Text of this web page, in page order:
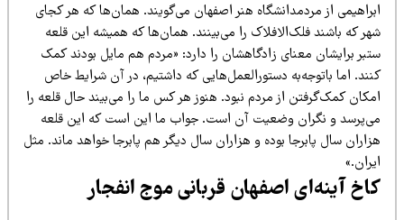
از مردمدانشگاه هنر اصفهان می‌گویند. همان‌ها که هر کجای
که باشند فلک‌الافلاک را می‌بینند. همان‌ها که همیشه این قلعه
برایشان معنای زادگاهشان را دارد: «مردم هم مایل بودند کمک
اما باتوجه‌به دستورالعمل‌هایی که داشتیم، در آن شرایط خاص
کمک‌گرفتن از مردم نبود. هنوز هر کس ما را می‌بیند حال قلعه را
و نگران وضعیت آن است. جواب ما این است که این قلعه
سال پابرجا بوده و هزاران سال دیگر هم پابرجا خواهد ماند. مثل
آینه‌ایاصفهان قربانی موج انفجار